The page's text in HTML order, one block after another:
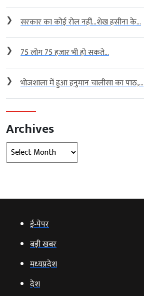
❯ सरकार का कोई रोल नहीं…शेख हसीना के...
❯ 75 लोग 75 हजार भी हो सकते...
❯ भोजशाला में हुआ हनुमान चालीसा का पाठ,...
Archives
Archives
ई‑पेपर
बड़ी खबर
मध्‍यप्रदेश
देश